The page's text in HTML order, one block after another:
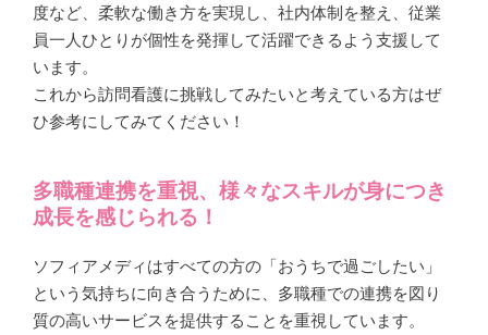
度など、柔軟な働き方を実現し、社内体制を整え、従業
員一人ひとりが個性を発揮して活躍できるよう支援して
います。
これから訪問看護に挑戦してみたいと考えている方はぜ
ひ参考にしてみてください！
多職種連携を重視、様々なスキルが身につき
成長を感じられる！
ソフィアメディはすべての方の「おうちで過ごしたい」
という気持ちに向き合うために、多職種での連携を図り
質の高いサービスを提供することを重視しています。